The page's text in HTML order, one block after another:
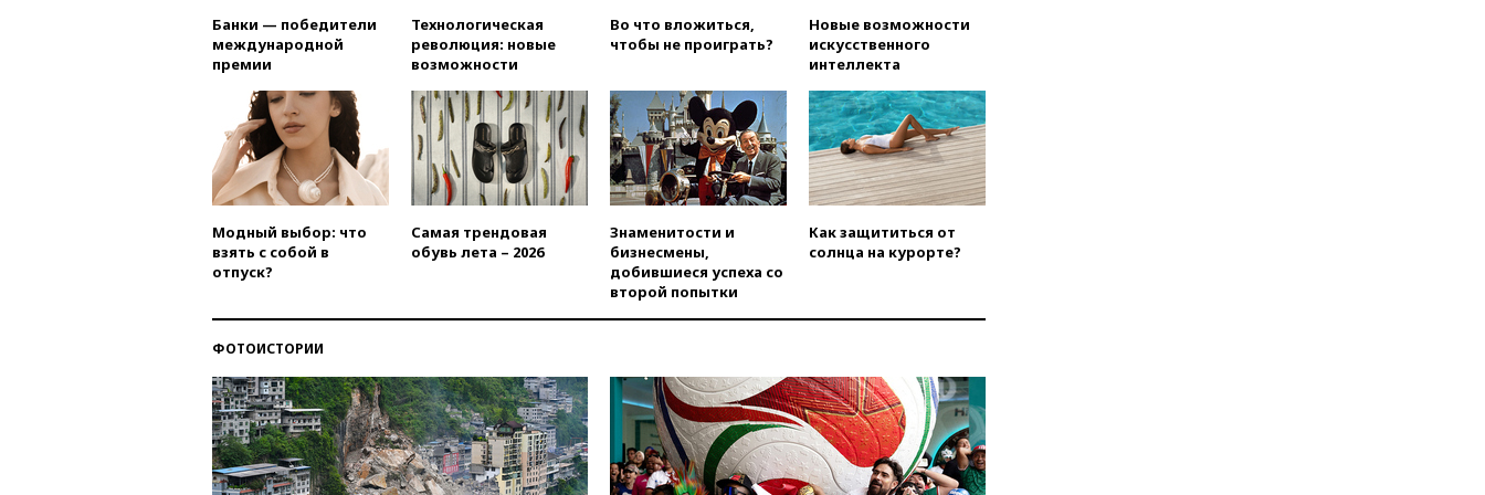
вчера, 21:15Путин обсудил с
Машковым 150-летие Союза
вчера, 20:47Newsweek:
«взрывная» диарея охватила
47 из 50 штатов США
вчера, 20:35ПВО за 12 часов
сбила 200 украинских
беспилотников
вчера, 20:20 Третий комплект
золотых медалей выиграли на
после взрыва ничего не
угрожает
вчера, 20:08По всей Грузии
снова отключилось
электричество
Банки — победители
международной
премии
Технологическая
революция: новые
возможности
Во что вложиться,
чтобы не проиграть?
Новые возможности
искусственного
интеллекта
Модный выбор: что
взять с собой в
отпуск?
Самая трендовая
обувь лета – 2026
Знаменитости и
бизнесмены,
добившиеся успеха со
второй попытки
Как защититься от
солнца на курорте?
ФОТОИСТОРИИ